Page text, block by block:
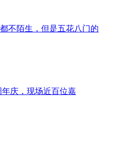
不陌生，但是五花八门的
庆，现场近百位嘉